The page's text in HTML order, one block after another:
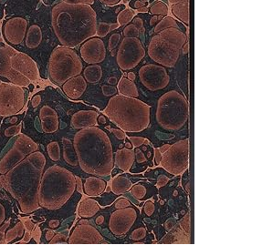
CLOSE